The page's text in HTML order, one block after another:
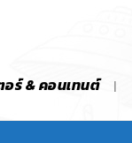
อร์ & คอนเทนต์